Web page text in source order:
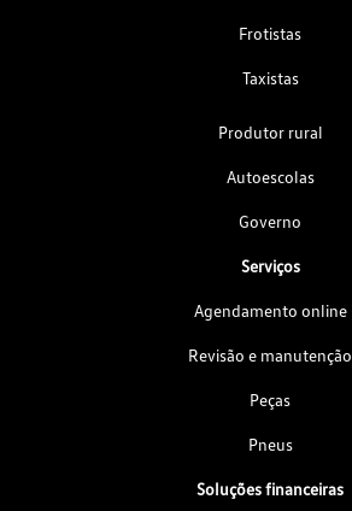
Frotistas
Taxistas
Produtor rural
Autoescolas
Governo
Serviços
Agendamento online
Revisão e manutenção
Peças
Pneus
Soluções financeiras